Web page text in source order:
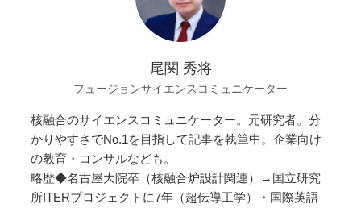
尾関 秀将
フュージョンサイエンスコミュニケーター
核融合のサイエンスコミュニケーター。元研究者。分
かりやすさでNo.1を目指して記事を執筆中。企業向け
の教育・コンサルなども。
略歴◆名古屋大院卒（核融合炉設計関連）→国立研究
所ITERプロジェクトに7年（超伝導工学）・国際英語